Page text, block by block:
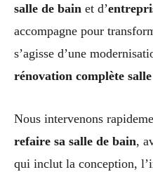
salle de bain et d’
accompagne pour
s’agisse d’une
rénovation complète
Nous intervenons
refaire sa salle de bain,
qui inclut la conception,